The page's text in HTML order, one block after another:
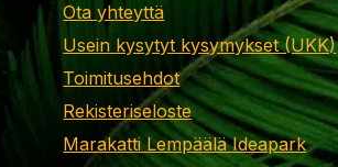
Ota yhteyttä
Usein kysytyt kysymykset (UKK)
Toimitusehdot
Rekisteriseloste
Marakatti Lempäälä Ideapark